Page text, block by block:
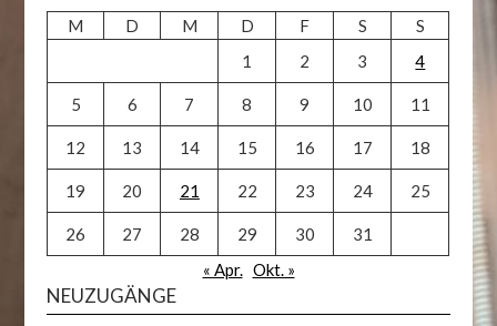
M D M D F S
S
1
2 3 4
5 6 7 8 9 10 11
12 13 14 15 16 17 18
19 20 21 22 23 24 25
26 27 28 29 30
31
« Apr.
Okt. »
NEUZUGÄNGE